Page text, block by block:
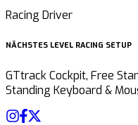
Racing Driver
NÄCHSTES LEVEL RACING SETUP
GTtrack Cockpit, Free
Standing Keyboard &